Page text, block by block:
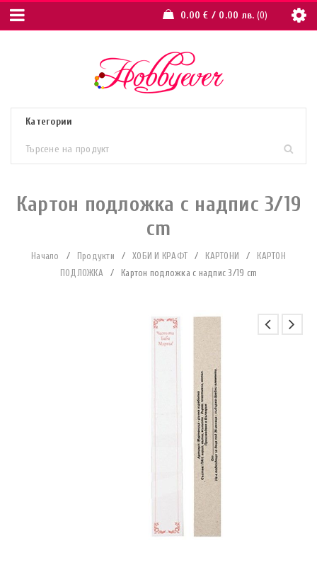
0.00€ / 0.00 лв. 0
Картон подложка с надпис 3/19
cm
Начало / Продукти / ХОБИ И КРАФТ / КАРТОНИ /
КАРТОН
ПОДЛОЖКА
/ Картон подложка с надпис 3/19 cm